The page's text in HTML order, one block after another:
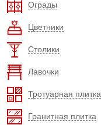
Ограды
Цветники
Столики
Лавочки
Тротуарная плитка
Гранитная плитка